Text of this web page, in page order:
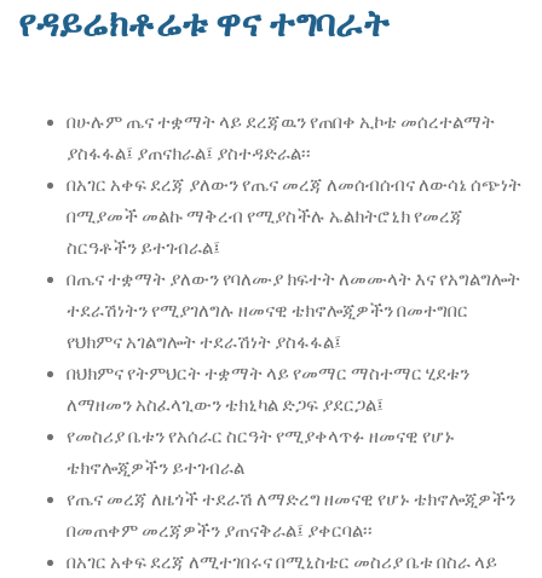
የዳይሬክቶሬቱ ዋና ተግባራት
በሁሉም ጤና ተቋማት ላይ ደረጃዉን የጠበቀ ኢኮቴ መሰረተልማት
ያስፋፋል፤ ያጠናክራል፤ ያስተዳድራል፡፡
በአገር አቀፍ ደረጃ ያለውን የጤና መረጃ ለመሰብሰብና ለውሳኔ ሰጭነት
በሚያመች መልኩ ማቅረብ የሚያስችሉ ኤልክትሮኒክ የመረጃ
ስርዓቶችን ይተገብራል፤
በጤና ተቋማት ያለውን የባለሙያ ክፍተት ለመሙላት እና የአግልግሎት
ተደራሽነትን የሚያገለግሉ ዘመናዊ ቴክኖሎጂዎችን በመተግበር
የህክምና አገልግሎት ተደራሽነት ያስፋፋል፤
በህክምና የትምህርት ተቋማት ላይ የመማር ማስተማር ሂደቱን
ለማዘመን አስፈላጊውን ቴክኒካል ድጋፍ ያደርጋል፤
የመስሪያ ቤቱን የአሰራር ስርዓት የሚያቀላጥፉ ዘመናዊ የሆኑ
ቴክኖሎጂዎችን ይተገብራል
የጤና መረጃ ለዜጎች ተደራሽ ለማድረግ ዘመናዊ የሆኑ ቴክኖሎጂዎችን
በመጠቀም መረጃዎችን ያጠናቅራል፤ ያቀርባል፡፡
በአገር አቀፍ ደረጃ ለሚተገበሩና በሚኒስቴር መስሪያ ቤቱ በስራ ላይ